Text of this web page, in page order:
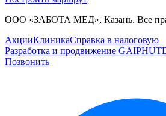
ООО «ЗАБОТА МЕД», Казань. Все
АкцииКлиникаСправка в налоговую
Разработка и продвижение
Позвонить